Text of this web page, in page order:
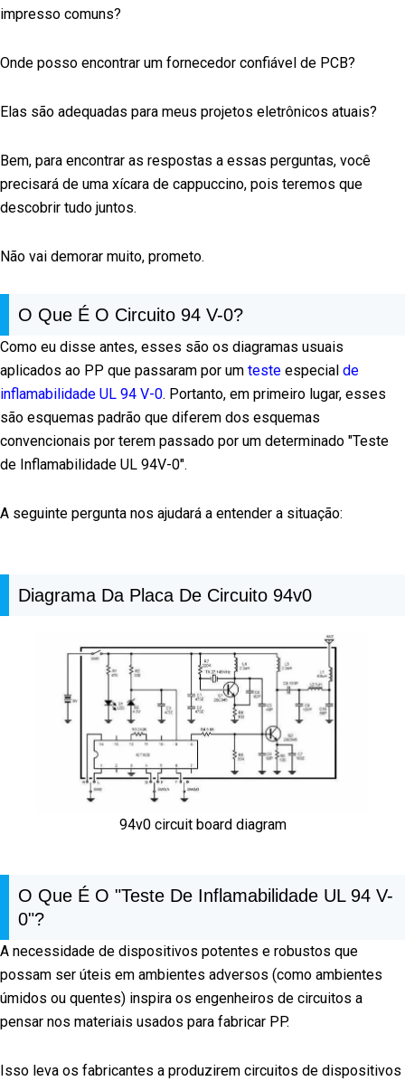
impresso comuns?
Onde posso encontrar um fornecedor confiável de PCB?
Elas são adequadas para meus projetos eletrônicos atuais?
Bem, para encontrar as respostas a essas perguntas, você
precisará de uma xícara de cappuccino, pois teremos que
descobrir tudo juntos.
Não vai demorar muito, prometo.
O Que É O Circuito 94 V-0?
Como eu disse antes, esses são os diagramas usuais
aplicados ao PP que passaram por um teste especial de
inflamabilidade UL 94 V-0. Portanto, em primeiro lugar, esses
são esquemas padrão que diferem dos esquemas
convencionais por terem passado por um determinado "Teste
de Inflamabilidade UL 94V-0".
A seguinte pergunta nos ajudará a entender a situação:
Diagrama Da Placa De Circuito 94v0
94v0 circuit board diagram
O Que É O "Teste De Inflamabilidade UL 94 V-
0"?
A necessidade de dispositivos potentes e robustos que
possam ser úteis em ambientes adversos (como ambientes
úmidos ou quentes) inspira os engenheiros de circuitos a
pensar nos materiais usados para fabricar PP.
Isso leva os fabricantes a produzirem circuitos de dispositivos